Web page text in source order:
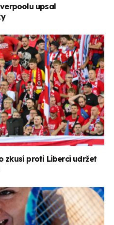
upsal
zkusí proti Liberci udržet